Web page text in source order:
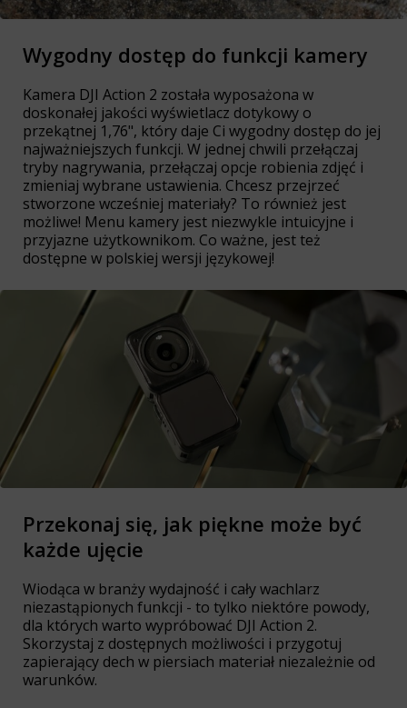
Wygodny dostęp do funkcji kamery
Kamera DJI Action 2 została wyposażona w
doskonałej jakości wyświetlacz dotykowy o
przekątnej 1,76", który daje Ci wygodny dostęp do jej
najważniejszych funkcji. W jednej chwili przełączaj
tryby nagrywania, przełączaj opcje robienia zdjęć i
zmieniaj wybrane ustawienia. Chcesz przejrzeć
stworzone wcześniej materiały? To również jest
możliwe! Menu kamery jest niezwykle intuicyjne i
przyjazne użytkownikom. Co ważne, jest też
dostępne w polskiej wersji językowej!
Przekonaj się, jak piękne może być
każde ujęcie
Wiodąca w branży wydajność i cały wachlarz
niezastąpionych funkcji - to tylko niektóre powody,
dla których warto wypróbować DJI Action 2.
Skorzystaj z dostępnych możliwości i przygotuj
zapierający dech w piersiach materiał niezależnie od
warunków.